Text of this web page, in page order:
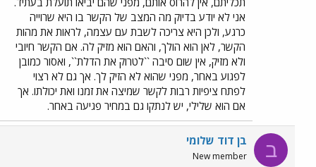
אני לא יודע בדיוק מה המצב של הקשר בו היא שרוייה
כרגע, ולכן היא צריכה לשבת עם עצמה, לראות את מהות
הקשר, לאן הוא הולך, והאם הוא מזיק לה. אם הקשר חיובי
ולא מזיק, אין שום סיבה ``לטרוק את הדלת``, ואסור כמובן
לפגוע באחר, מפני שהוא לא הזיק לך. אך גם לא רצוי
לפתח ציפיות רבות לקשר שמיצה את זמנו ואת יכולתו. אך
אם הוא שלילי, יש לנתקו גם במחיר פגיעה באחר.
ב בן דוד שלומי
New member